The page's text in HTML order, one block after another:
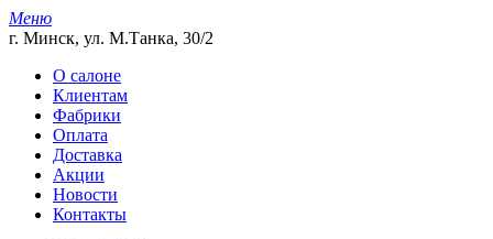
Меню
г. Минск, ул. М.Танка, 30/2
О салоне
Клиентам
Фабрики
Оплата
Доставка
Акции
Новости
Контакты